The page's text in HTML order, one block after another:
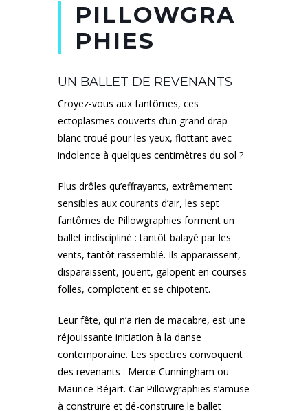
PILLOWGRA
PHIES
UN BALLET DE REVENANTS
Croyez-vous aux fantômes, ces
ectoplasmes couverts d’un grand drap
blanc troué pour les yeux, flottant avec
indolence à quelques centimètres du sol ?
Plus drôles qu’effrayants, extrêmement
sensibles aux courants d’air, les sept
fantômes de Pillowgraphies forment un
ballet indiscipliné : tantôt balayé par les
vents, tantôt rassemblé. Ils apparaissent,
disparaissent, jouent, galopent en courses
folles, complotent et se chipotent.
Leur fête, qui n’a rien de macabre, est une
réjouissante initiation à la danse
contemporaine. Les spectres convoquent
des revenants : Merce Cunningham ou
Maurice Béjart. Car Pillowgraphies s’amuse
à construire et dé-construire le ballet